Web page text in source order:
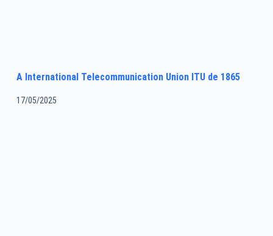
A International Telecommunication Union ITU de 1865
17/05/2025